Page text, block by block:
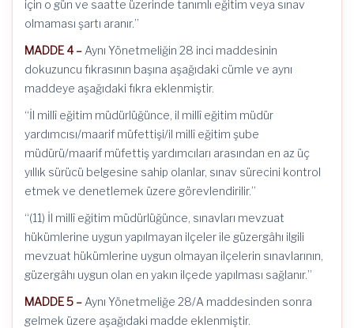
için o gün ve saatte üzerinde tanımlı eğitim veya sınav
olmaması şartı aranır.”
MADDE 4 – Aynı Yönetmeliğin 28 inci maddesinin
dokuzuncu fıkrasının başına aşağıdaki cümle ve aynı
maddeye aşağıdaki fıkra eklenmiştir.
“İl millî eğitim müdürlüğünce, il millî eğitim müdür
yardımcısı/maarif müfettişi/il millî eğitim şube
müdürü/maarif müfettiş yardımcıları arasından en az üç
yıllık sürücü belgesine sahip olanlar, sınav sürecini kontrol
etmek ve denetlemek üzere görevlendirilir.”
“(11) İl millî eğitim müdürlüğünce, sınavları mevzuat
hükümlerine uygun yapılmayan ilçeler ile güzergâhı ilgili
mevzuat hükümlerine uygun olmayan ilçelerin sınavlarının,
güzergâhı uygun olan en yakın ilçede yapılması sağlanır.”
MADDE 5 – Aynı Yönetmeliğe 28/A maddesinden sonra
gelmek üzere aşağıdaki madde eklenmiştir.